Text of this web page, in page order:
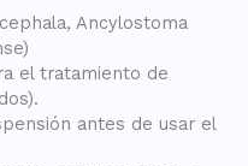
Ancylostoma
el tratamiento de
antes de usar el